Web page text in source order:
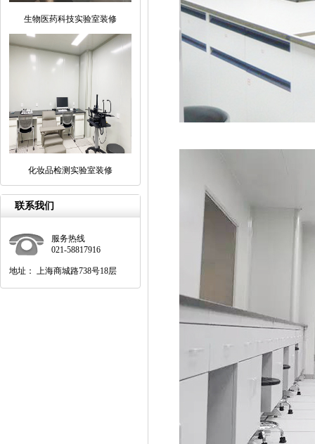
生物医药科技实验室装修
化妆品检测实验室装修
联系我们
服务热线
021-58817916
地址： 上海商城路738号18层